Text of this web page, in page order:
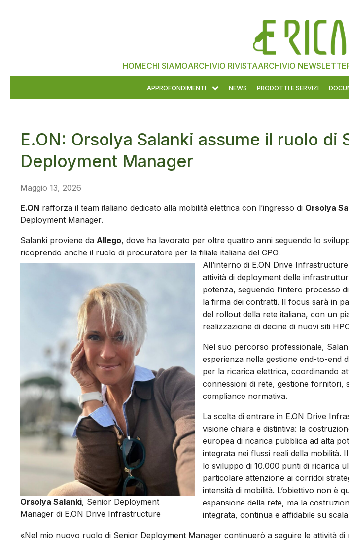
HOMECHI SIAMOARCHIVIO RIVISTAARCHIVIO
APPROFONDIMENTI NEWS PRODOTTI E SERVIZI
E.ON: Orsolya Salanki assume il ruolo di
Deployment Manager
Maggio 13, 2026
E.ON rafforza il team italiano dedicato alla mobilità elettrica con l’ingresso di Orsolya
Deployment Manager.
Salanki proviene da Allego, dove ha lavorato per oltre quattro anni seguendo lo
ricoprendo anche il ruolo di procuratore per la filiale italiana del CPO.
Orsolya Salanki, Senior Deployment
Manager di E.ON Drive Infrastructure
All’interno di E.ON Drive
attività di deployment delle
potenza, seguendo l’intero processo
la firma dei contratti. Il focus sarà in
del rollout della rete italiana, con un
realizzazione di decine di nuovi siti
Nel suo percorso professionale,
esperienza nella gestione end-to-end
per la ricarica elettrica, coordinando
connessioni di rete, gestione fornitori,
compliance normativa.
La scelta di entrare in E.ON Drive
visione chiara e distintiva: la
europea di ricarica pubblica ad alta
integrata nei flussi reali della mobilità.
lo sviluppo di 10.000 punti di ricarica
particolare attenzione ai corridoi
intensità di mobilità. L’obiettivo non è
espansione della rete, ma la
integrata, continua e affidabile su
«Nel mio nuovo ruolo di Senior Deployment Manager continuerò a seguire le attività di